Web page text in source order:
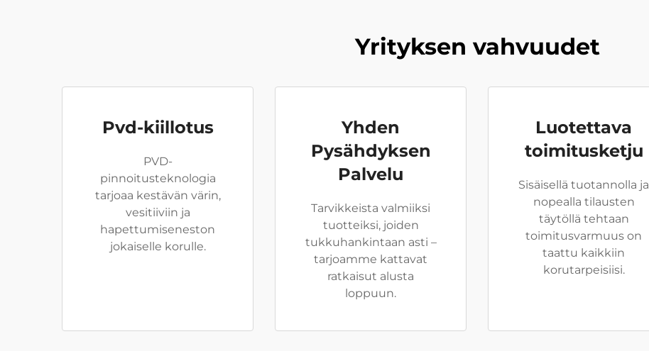
Yrityksen vahvuudet
Pvd-kiillotus
PVD-
pinnoitusteknologia
tarjoaa kestävän värin,
vesitiiviin ja
hapettumiseneston
jokaiselle korulle.
Yhden
Pysähdyksen
Palvelu
Tarvikkeista valmiiksi
tuotteiksi, joiden
tukkuhankintaan asti –
tarjoamme kattavat
ratkaisut alusta
loppuun.
Luotettava
toimitusketju
Sisäisellä tuotannolla ja
nopealla tilausten
täytöllä tehtaan
toimitusvarmuus on
taattu kaikkiin
korutarpeisiisi.